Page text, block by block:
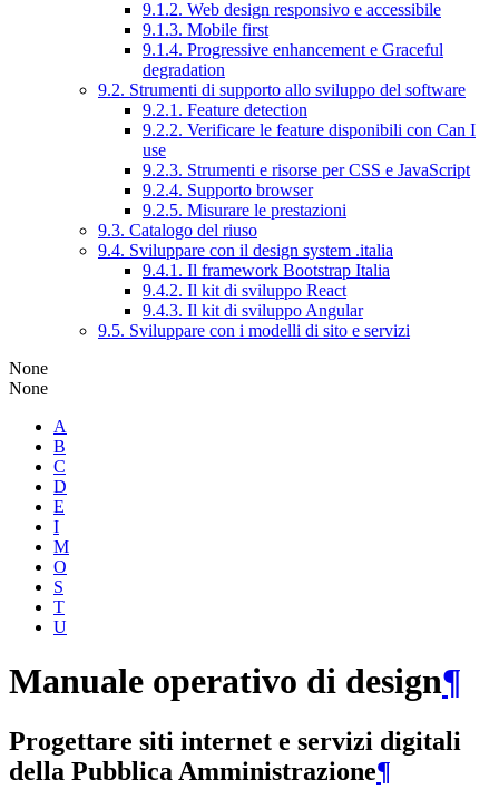
9.1.2. Web design responsivo e accessibile
9.1.3. Mobile first
9.1.4. Progressive enhancement e Graceful
degradation
9.2. Strumenti di supporto allo sviluppo del software
9.2.1. Feature detection
9.2.2. Verificare le feature disponibili con Can I
use
9.2.3. Strumenti e risorse per CSS e JavaScript
9.2.4. Supporto browser
9.2.5. Misurare le prestazioni
9.3. Catalogo del riuso
9.4. Sviluppare con il design system .italia
9.4.1. Il framework Bootstrap Italia
9.4.2. Il kit di sviluppo React
9.4.3. Il kit di sviluppo Angular
9.5. Sviluppare con i modelli di sito e servizi
None
None
A
B
C
D
E
I
M
O
S
T
U
Manuale operativo di design¶
Progettare siti internet e servizi digitali
della Pubblica Amministrazione¶